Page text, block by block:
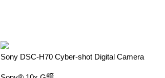
Sony DSC-H70 Cyber-shot Digital Camera